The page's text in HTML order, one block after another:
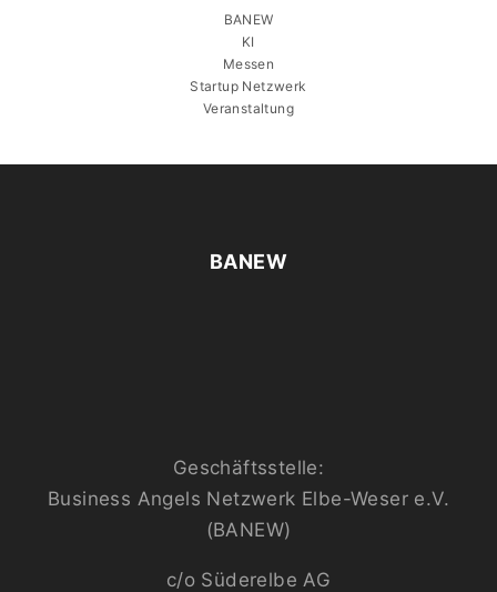
BANEW
KI
Messen
Startup Netzwerk
Veranstaltung
BANEW
Geschäftsstelle:
Business Angels Netzwerk Elbe-Weser e.V.
(BANEW)
c/o Süderelbe AG